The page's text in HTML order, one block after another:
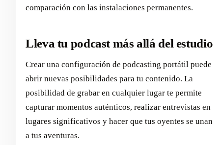
comparación con las instalaciones permanentes.
Lleva tu podcast más allá del estudio
Crear una configuración de podcasting portátil puede
abrir nuevas posibilidades para tu contenido. La
posibilidad de grabar en cualquier lugar te permite
capturar momentos auténticos, realizar entrevistas en
lugares significativos y hacer que tus oyentes se unan
a tus aventuras.